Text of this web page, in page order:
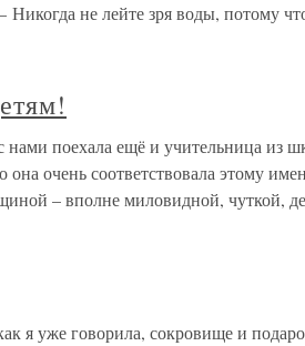
не лейте зря воды, потому
поехала ещё и учительница из
очень соответствовала этому
– вполне миловидной, чуткой,
я уже говорила, сокровище и